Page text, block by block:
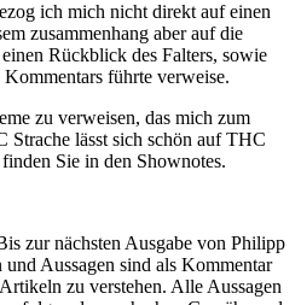
ich mich nicht direkt auf einen
zusammenhang aber auf die
Rückblick des Falters, sowie
führte verweise.
zu verweisen, das mich zum
Strache lässt sich schön auf THC
Sie in den Shownotes.
zur nächsten Ausgabe von Philipp
Aussagen sind als Kommentar
zu verstehen. Alle Aussagen